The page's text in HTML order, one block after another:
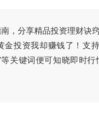
，分享精品投资理财诀
金投资我却赚钱了！支
等关键词便可知晓即时